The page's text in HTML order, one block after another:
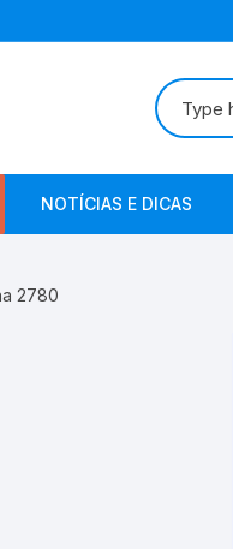
Pesquisar
por:
NOTÍCIAS E DICAS
2780